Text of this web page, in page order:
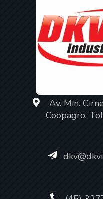
Av. Min.
Coopagro,